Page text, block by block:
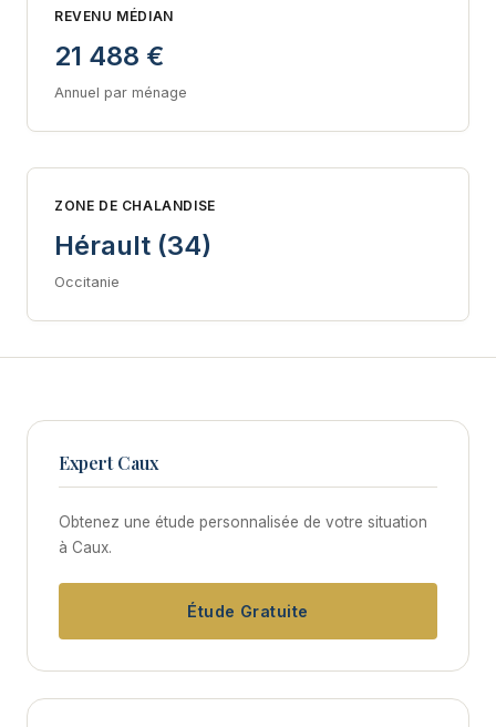
REVENU MÉDIAN
21 488 €
Annuel par ménage
ZONE DE CHALANDISE
Hérault (34)
Occitanie
Expert Caux
Obtenez une étude personnalisée de votre situation
à Caux.
Étude Gratuite